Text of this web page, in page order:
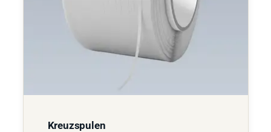
Kreuzspulen